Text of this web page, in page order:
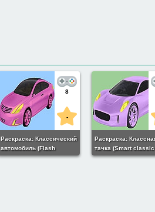
8
-
Раскраска: Классический
автомобиль (Flash
classic car coloring)
Раскраска:
тачка (Smart
coloring)